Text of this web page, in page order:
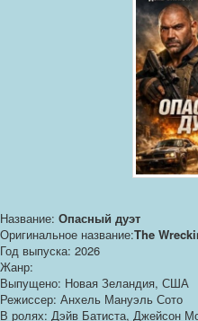
Название: Опасный дуэт
Оригинальное название:The
Год выпуска: 2026
Жанр:
Выпущено: Новая Зеландия, США
Режиссер: Анхель Мануэль Сото
В ролях: Дэйв Батиста, Джейсон